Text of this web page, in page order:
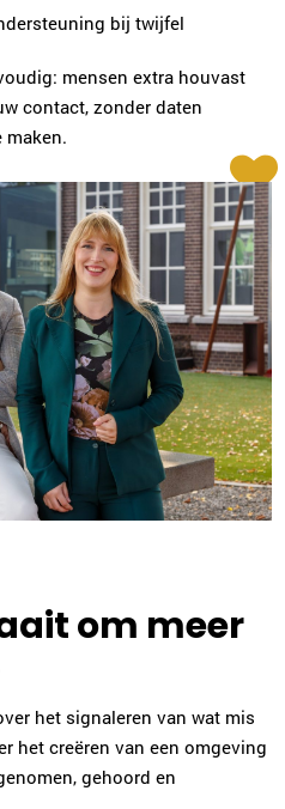
bij twijfel
mensen extra houvast
contact, zonder daten
om meer
het signaleren van wat mis
het creëren van een omgeving
gehoord en